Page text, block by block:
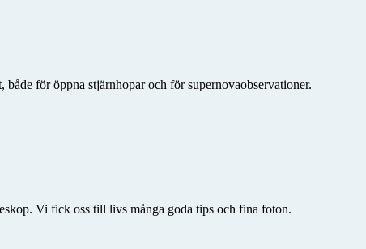
för öppna stjärnhopar och för supernovaobservationer.
Vi fick oss till livs många goda tips och fina foton.